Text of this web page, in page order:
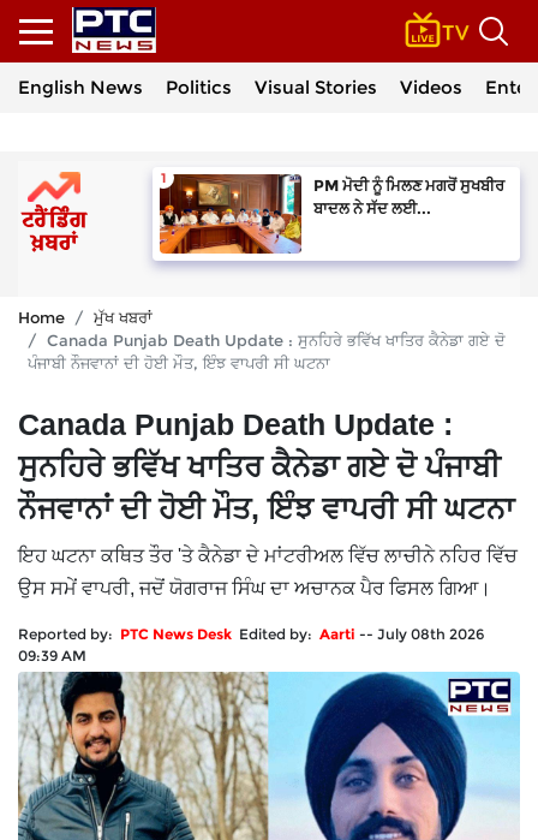
English News Politics Visual Stories Videos
PM ਮੋਦੀ ਨੂੰ ਮਿਲਣ ਮਗਰੋਂ ਸੁਖਬੀਰ
ਬਾਦਲ ਨੇ ਸੱਦ ਲਈ...
Home
ਮੁੱਖ ਖਬਰਾਂ
Canada Punjab Death Update : ਸੁਨਹਿਰੇ ਭਵਿੱਖ ਖਾਤਿਰ ਕੈਨੇਡਾ ਗਏ ਦੋ
ਪੰਜਾਬੀ ਨੌਜਵਾਨਾਂ ਦੀ ਹੋਈ ਮੌਤ, ਇੰਝ ਵਾਪਰੀ ਸੀ ਘਟਨਾ
Canada Punjab Death Update :
ਸੁਨਹਿਰੇ ਭਵਿੱਖ ਖਾਤਿਰ ਕੈਨੇਡਾ ਗਏ ਦੋ ਪੰਜਾਬੀ
ਨੌਜਵਾਨਾਂ ਦੀ ਹੋਈ ਮੌਤ, ਇੰਝ ਵਾਪਰੀ ਸੀ ਘਟਨਾ
ਇਹ ਘਟਨਾ ਕਥਿਤ ਤੌਰ 'ਤੇ ਕੈਨੇਡਾ ਦੇ ਮਾਂਟਰੀਅਲ ਵਿੱਚ ਲਾਚੀਨੇ ਨਹਿਰ ਵਿੱਚ
ਉਸ ਸਮੇਂ ਵਾਪਰੀ, ਜਦੋਂ ਯੋਗਰਾਜ ਸਿੰਘ ਦਾ ਅਚਾਨਕ ਪੈਰ ਫਿਸਲ ਗਿਆ।
Reported by: PTC News Desk Edited by: Aarti -- July 08th 2026
09:39 AM